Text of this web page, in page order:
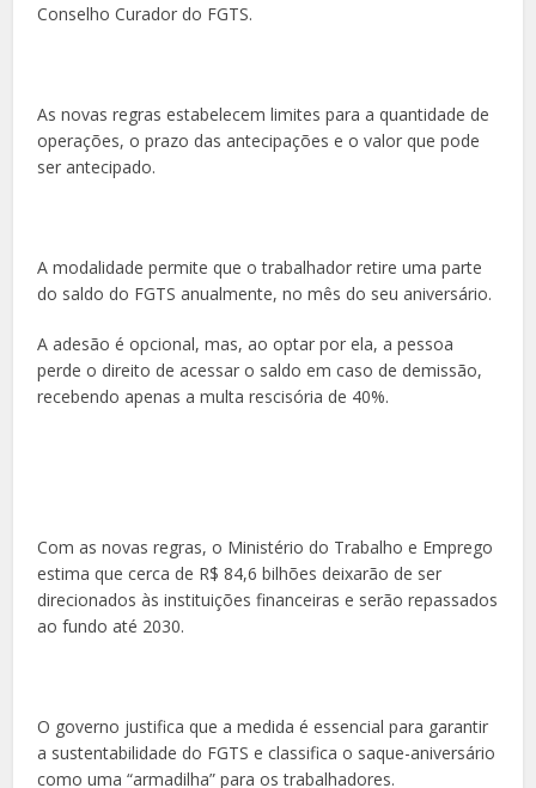
Conselho Curador do FGTS.
As novas regras estabelecem limites para a quantidade de
operações, o prazo das antecipações e o valor que pode
ser antecipado.
A modalidade permite que o trabalhador retire uma parte
do saldo do FGTS anualmente, no mês do seu aniversário.
A adesão é opcional, mas, ao optar por ela, a pessoa
perde o direito de acessar o saldo em caso de demissão,
recebendo apenas a multa rescisória de 40%.
Com as novas regras, o Ministério do Trabalho e Emprego
estima que cerca de R$ 84,6 bilhões deixarão de ser
direcionados às instituições financeiras e serão repassados
ao fundo até 2030.
O governo justifica que a medida é essencial para garantir
a sustentabilidade do FGTS e classifica o saque-aniversário
como uma “armadilha” para os trabalhadores.